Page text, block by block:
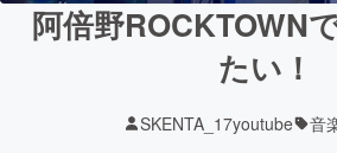
阿倍野ROCKTOWN
たい！
SKENTA_17youtube 音